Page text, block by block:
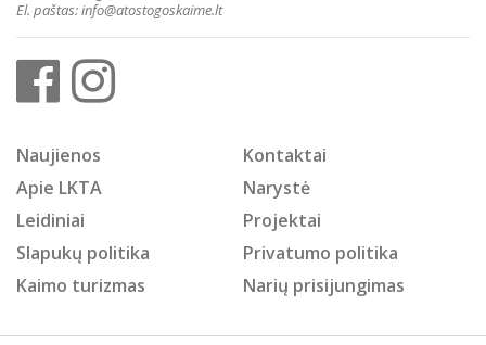
El. paštas:info@atostogoskaime.lt
Naujienos
Kontaktai
Apie LKTA
Narystė
Leidiniai
Projektai
Slapukų politika
Privatumo politika
Kaimo turizmas
Narių prisijungimas